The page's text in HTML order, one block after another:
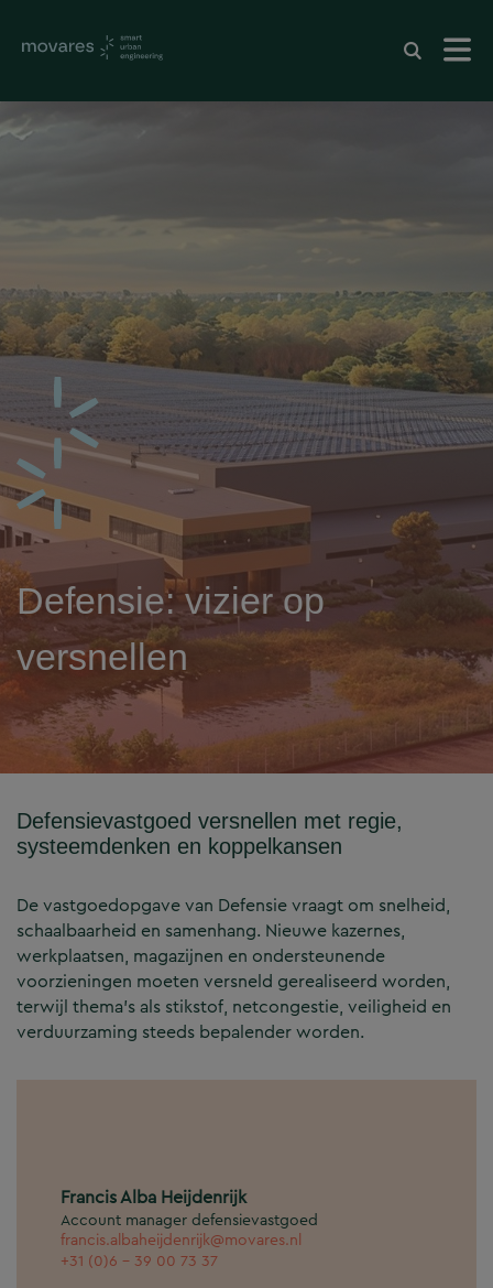
Defensie: vizier op
versnellen
Defensievastgoed versnellen met regie,
systeemdenken en koppelkansen
De vastgoedopgave van Defensie vraagt om snelheid,
schaalbaarheid en samenhang. Nieuwe kazernes,
werkplaatsen, magazijnen en ondersteunende
voorzieningen moeten versneld gerealiseerd worden,
terwijl thema’s als stikstof, netcongestie, veiligheid en
verduurzaming steeds bepalender worden.
Francis Alba Heijdenrijk
Account manager defensievastgoed
francis.albaheijdenrijk@movares.nl
+31 (0)6 - 39 00 73 37